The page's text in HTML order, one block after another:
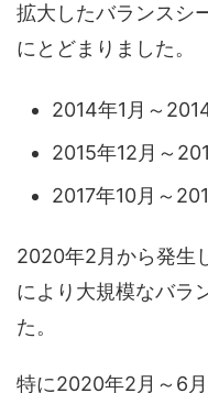
拡大したバランスシ
にとどまりました。
2014年1月～
2015年12月～
2017年10月～
2020年2月から発生
により大規模なバラ
た。
特に2020年2月～6